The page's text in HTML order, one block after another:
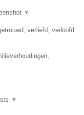
▼
verliefd, verloofd
▼